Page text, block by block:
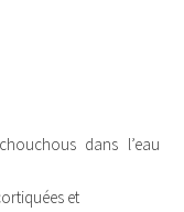
dans l’eau
et